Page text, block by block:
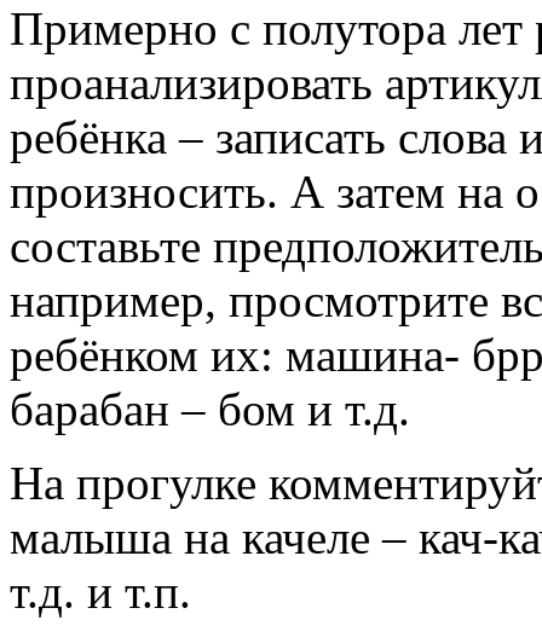
Примерно с полутора
проанализировать
ребёнка – записать
произносить. А затем на
составьте
например, просмотрите
ребёнком их: машина-
барабан – бом и т.д.
На прогулке
малыша на качеле – кач-
т.д. и т.п.